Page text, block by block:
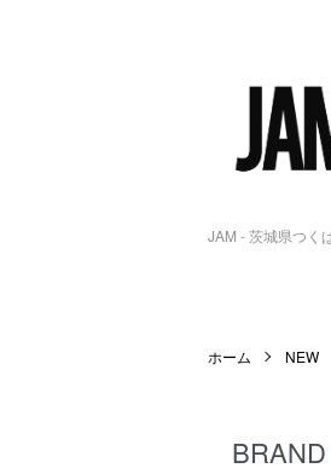
JAM - 茨城県つく
ホーム NEW
BRAND